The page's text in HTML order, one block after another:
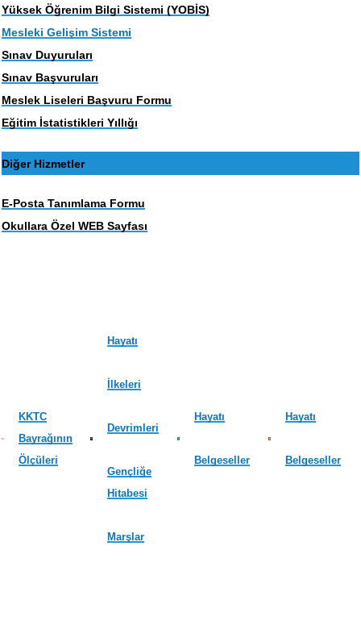
Yüksek Öğrenim Bilgi Sistemi (YOBİS)
Mesleki Gelişim Sistemi
Sınav Duyuruları
Sınav Başvuruları
Meslek Liseleri Başvuru Formu
Eğitim İstatistikleri Yıllığı
Diğer Hizmetler
E-Posta Tanımlama Formu
Okullara Özel WEB Sayfası
KKTC
Bayrağının
Ölçüleri
Hayatı
İlkeleri
Devrimleri
Gençliğe
Hitabesi
Marşlar
Hayatı
Belgeseller
Hayatı
Belgeseller